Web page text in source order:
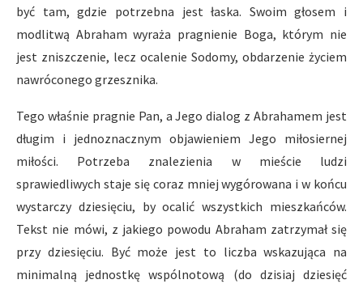
być tam, gdzie potrzebna jest łaska. Swoim głosem i
modlitwą Abraham wyraża pragnienie Boga, którym nie
jest zniszczenie, lecz ocalenie Sodomy, obdarzenie życiem
nawróconego grzesznika.
Tego właśnie pragnie Pan, a Jego dialog z Abrahamem jest
długim i jednoznacznym objawieniem Jego miłosiernej
miłości. Potrzeba znalezienia w mieście ludzi
sprawiedliwych staje się coraz mniej wygórowana i w końcu
wystarczy dziesięciu, by ocalić wszystkich mieszkańców.
Tekst nie mówi, z jakiego powodu Abraham zatrzymał się
przy dziesięciu. Być może jest to liczba wskazująca na
minimalną jednostkę wspólnotową (do dzisiaj dziesięć